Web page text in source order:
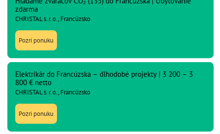
zdarma
CHRISTAL s. r. o., Francúzsko
Pozri ponuku
Elektrikár do Francúzska – dlhodobé projekty | 3 200 – 3
800 € netto
CHRISTAL s. r. o., Francúzsko
Pozri ponuku